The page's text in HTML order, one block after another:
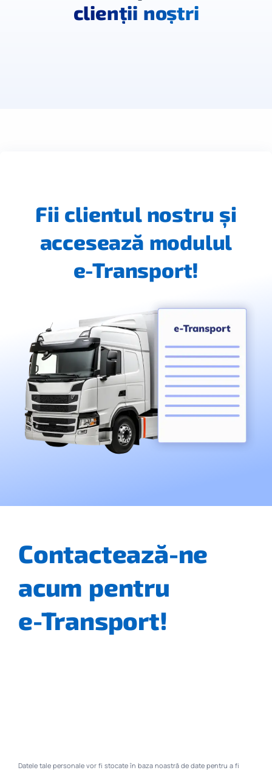
clienții noștri
Fii clientul nostru și
accesează modulul
e-Transport!
Contactează-ne
acum pentru
e-Transport!
Datele tale personale vor fi stocate în baza noastră de date pentru a fi